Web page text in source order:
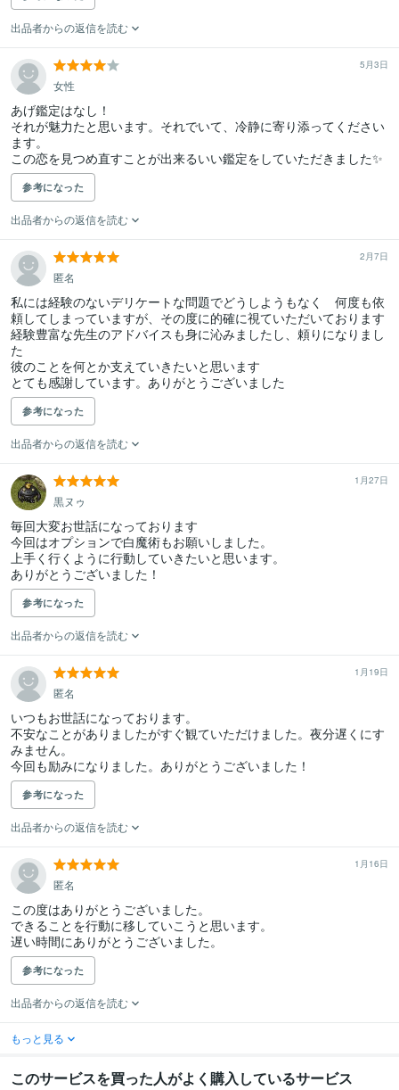
出品者からの返信を読む
5月3日
女性
あげ鑑定はなし！
それが魅力たと思います。それでいて、冷静に寄り添ってください
ます。
この恋を見つめ直すことが出来るいい鑑定をしていただきました✨
参考になった
出品者からの返信を読む
2月7日
匿名
私には経験のないデリケートな問題でどうしようもなく　何度も依
頼してしまっていますが、その度に的確に視ていただいております
経験豊富な先生のアドバイスも身に沁みましたし、頼りになりまし
た
彼のことを何とか支えていきたいと思います
とても感謝しています。ありがとうございました
参考になった
出品者からの返信を読む
1月27日
黒ヌゥ
毎回大変お世話になっております
今回はオプションで白魔術もお願いしました。
上手く行くように行動していきたいと思います。
ありがとうございました！
参考になった
出品者からの返信を読む
1月19日
匿名
いつもお世話になっております。
不安なことがありましたがすぐ観ていただけました。夜分遅くにす
みません。
今回も励みになりました。ありがとうございました！
参考になった
出品者からの返信を読む
1月16日
匿名
この度はありがとうございました。
できることを行動に移していこうと思います。
遅い時間にありがとうございました。
参考になった
出品者からの返信を読む
もっと見る
このサービスを買った人がよく購入しているサービス